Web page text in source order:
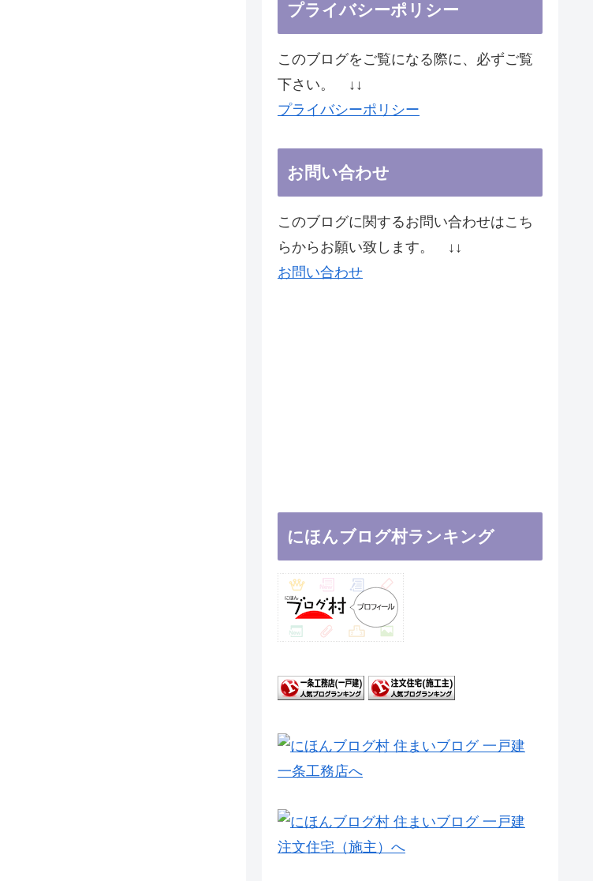
プライバシーポリシー
このブログをご覧になる際に、必ずご覧
下さい。 ↓↓
プライバシーポリシー
お問い合わせ
このブログに関するお問い合わせはこち
らからお願い致します。 ↓↓
お問い合わせ
にほんブログ村ランキング